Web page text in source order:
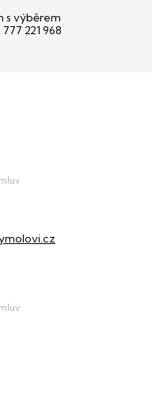
s výběrem
221 968